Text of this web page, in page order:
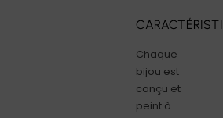
Chaque
bijou est
conçu et
peint à